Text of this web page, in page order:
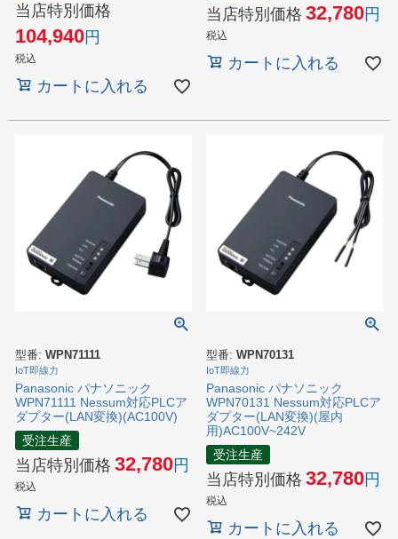
当店特別価格
104,940
税込
カートに入れる
当店特別価格 32,780
税込
カートに入れる
型番: WPN71111
IoT即線力
Panasonic パナソニック
WPN71111 Nessum対応PLCア
ダプター(LAN変換)(AC100V)
受注生産
当店特別価格 32,780
税込
カートに入れる
型番: WPN70131
IoT即線力
Panasonic パナソニック
WPN70131 Nessum対応PLCア
ダプター(LAN変換)(屋内
用)AC100V~242V
受注生産
当店特別価格 32,780
税込
カートに入れる